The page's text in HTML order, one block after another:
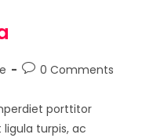
0 Comments
porttitor
turpis, ac